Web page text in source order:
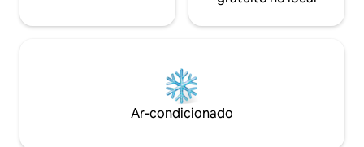
Ar-condicionado